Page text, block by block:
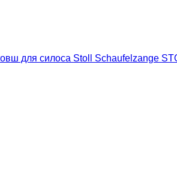
для силоса Stoll Schaufelzange